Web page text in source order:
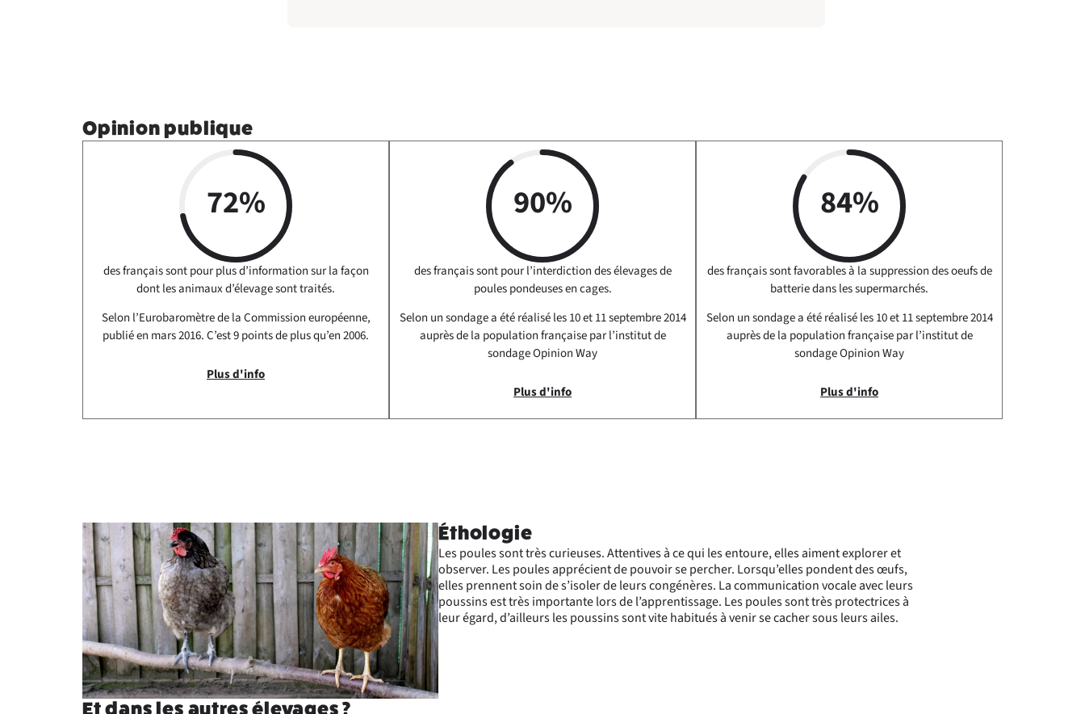
Opinion publique
72%
des français sont pour plus d’information sur la façon
dont les animaux d’élevage sont traités.
Selon l’Eurobaromètre de la Commission européenne,
publié en mars 2016. C’est 9 points de plus qu’en 2006.
Plus d'info
90%
des français sont pour l’interdiction des élevages de
poules pondeuses en cages.
Selon un sondage a été réalisé les 10 et 11 septembre 2014
auprès de la population française par l’institut de
sondage Opinion Way
Plus d'info
84%
des français sont favorables à la suppression des oeufs de
batterie dans les supermarchés.
Selon un sondage a été réalisé les 10 et 11 septembre 2014
auprès de la population française par l’institut de
sondage Opinion Way
Plus d'info
Éthologie
Les poules sont très curieuses. Attentives à ce qui les entoure, elles aiment explorer et
observer. Les poules apprécient de pouvoir se percher. Lorsqu’elles pondent des œufs,
elles prennent soin de s’isoler de leurs congénères. La communication vocale avec leurs
poussins est très importante lors de l’apprentissage. Les poules sont très protectrices à
leur égard, d’ailleurs les poussins sont vite habitués à venir se cacher sous leurs ailes.